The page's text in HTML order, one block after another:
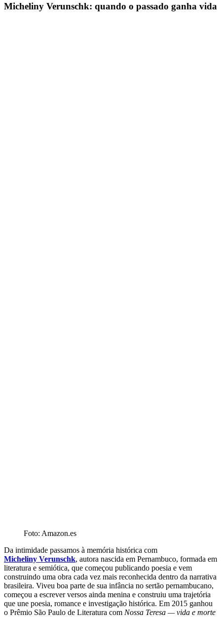
Micheliny Verunschk: quando o passado ganha vida
Foto: Amazon.es
Da intimidade passamos à memória histórica com
Micheliny Verunschk, autora nascida em Pernambuco, formada em
literatura e semiótica, que começou publicando poesia e vem
construindo uma obra cada vez mais reconhecida dentro da narrativa
brasileira. Viveu boa parte de sua infância no sertão pernambucano,
começou a escrever versos ainda menina e construiu uma trajetória
que une poesia, romance e investigação histórica. Em 2015 ganhou
o Prêmio São Paulo de Literatura com Nossa Teresa — vida e morte